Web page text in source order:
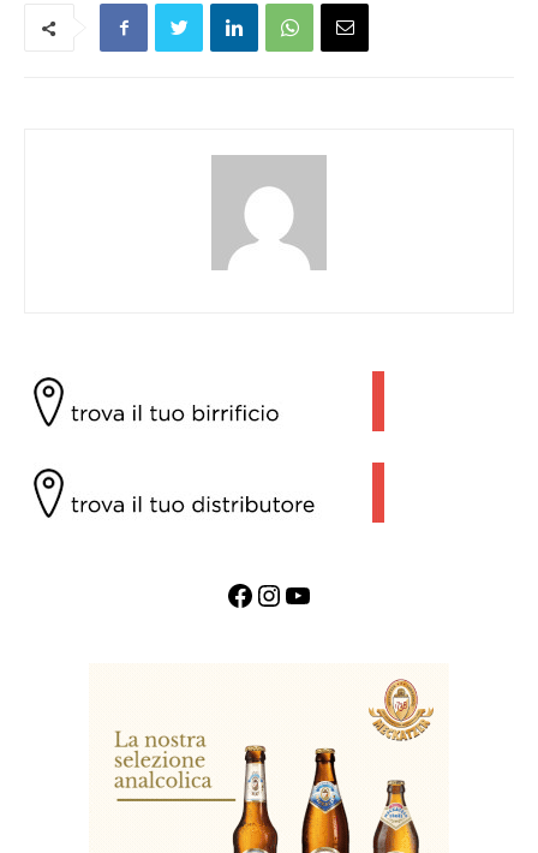
Facebook InstagramYouTube